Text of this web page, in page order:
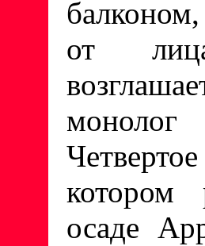
от
монолог
осаде